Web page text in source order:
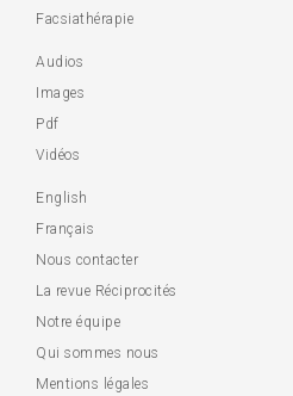
Facsiathérapie
Audios
Images
Pdf
Vidéos
English
Français
Nous contacter
La revue Réciprocités
Notre équipe
Qui sommes nous
Mentions légales